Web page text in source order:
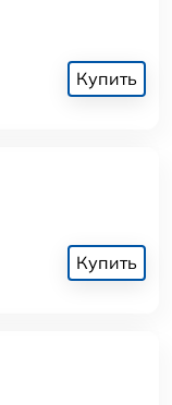
Купить
Купить